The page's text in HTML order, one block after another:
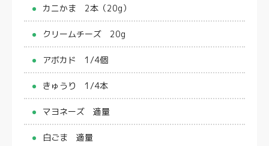
カニかま 2本（20g）
クリームチーズ 20g
アボカド 1/4個
きゅうり 1/4本
マヨネーズ 適量
白ごま 適量